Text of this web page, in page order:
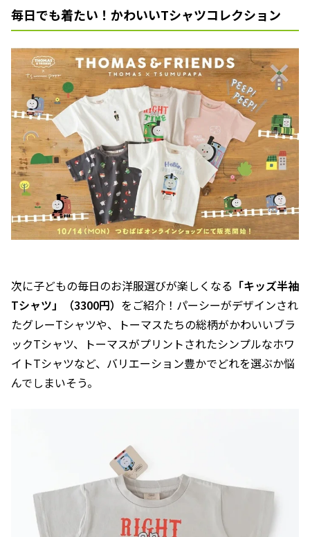
毎日でも着たい！かわいいTシャツコレクション
次に子どもの毎日のお洋服選びが楽しくなる 「キッズ半袖
Tシャツ」（3300円） をご紹介！パーシーがデザインされ
たグレーTシャツや、トーマスたちの総柄がかわいいブラ
ックTシャツ、トーマスがプリントされたシンプルなホワ
イトTシャツなど、バリエーション豊かでどれを選ぶか悩
んでしまいそう。